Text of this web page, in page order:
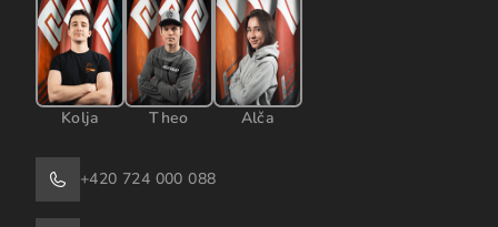
Kolja Theo Alča
+420 724 000 088